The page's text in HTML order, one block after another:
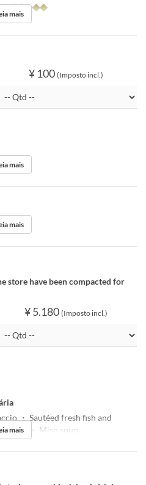
◆◆◆◆◆
mais
¥ 100 (Imposto incl.)
mais
mais
store have been compacted for
¥ 5.180 (Imposto incl.)
・ Sautéed fresh fish and
a pot ・ Miso soup
mais